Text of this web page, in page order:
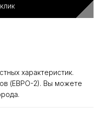
характеристик.
(ЕВРО-2). Вы можете